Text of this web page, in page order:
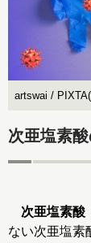
artswai /
次亜塩素
次亜塩素酸
ない次亜塩素